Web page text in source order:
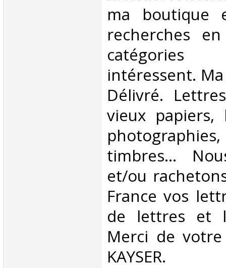
ma boutique
recherches
intéressent.
Délivré.
vieux papiers,
timbres…
et/ou
France vos
de lettres et
Merci de
KAYSER.‎